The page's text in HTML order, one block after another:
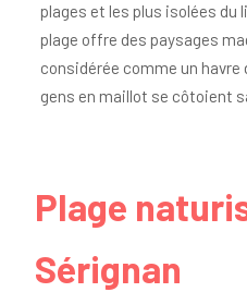
plages et les plus isolées du
plage offre des paysages
considérée comme un
gens en maillot se côtoient
Plage
Sérignan